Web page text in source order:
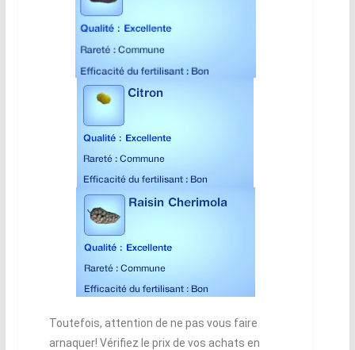
Toutefois, attention de ne pas vous faire
arnaquer! Vérifiez le prix de vos achats en